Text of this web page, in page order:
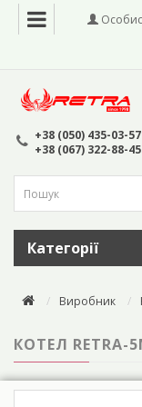
+38 (050) 435-03-57
+38 (067) 322-88-45
Категорії
Виробник
КОТЕЛ RETRA-